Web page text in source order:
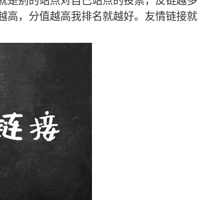
高，分值越高我排名就越好。友情链接就